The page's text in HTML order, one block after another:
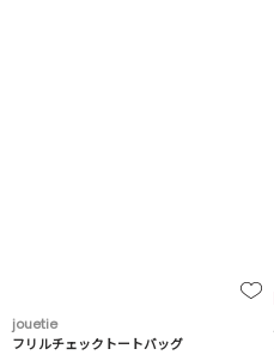
jouetie
フリルチェックトートバッグ